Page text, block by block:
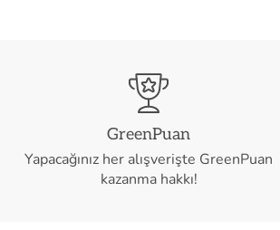
GreenPuan
Yapacağınız her alışverişte GreenPuan
kazanma hakkı!